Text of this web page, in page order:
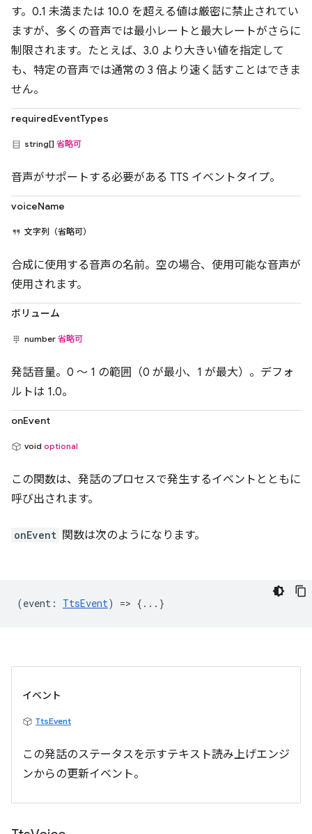
す。0.1 未満または 10.0 を超える値は厳密に禁止されてい
ますが、多くの音声では最小レートと最大レートがさらに
制限されます。たとえば、3.0 より大きい値を指定して
も、特定の音声では通常の 3 倍より速く話すことはできま
せん。
requiredEventTypes
string[] 省略可
音声がサポートする必要がある TTS イベントタイプ。
voiceName
文字列（省略可）
合成に使用する音声の名前。空の場合、使用可能な音声が
使用されます。
ボリューム
number 省略可
発話音量。0 ～ 1 の範囲（0 が最小、1 が最大）。デフォ
ルトは 1.0。
onEvent
void optional
この関数は、発話のプロセスで発生するイベントとともに
呼び出されます。
onEvent 関数は次のようになります。
(event : TtsEvent) => {...}
イベント
TtsEvent
この発話のステータスを示すテキスト読み上げエンジ
ンからの更新イベント。